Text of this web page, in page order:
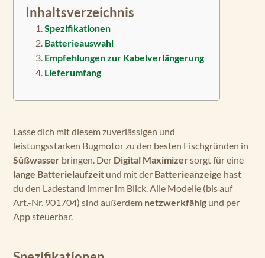
Inhaltsverzeichnis
Spezifikationen
Batterieauswahl
Empfehlungen zur Kabelverlängerung
Lieferumfang
Lasse dich mit diesem zuverlässigen und
leistungsstarken Bugmotor zu den besten Fischgründen in
Süßwasser bringen. Der Digital Maximizersorgt für eine
lange Batterielaufzeit und mit der Batterieanzeige hast
du den Ladestand immer im Blick. Alle Modelle (bis auf
Art.-Nr. 901704) sind außerdem netzwerkfähig und per
App steuerbar.